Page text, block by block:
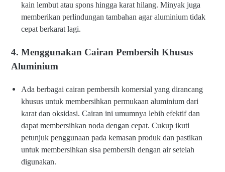
kain lembut atau spons hingga karat hilang. Minyak juga
memberikan perlindungan tambahan agar aluminium tidak
cepat berkarat lagi.
4. Menggunakan Cairan Pembersih Khusus
Aluminium
Ada berbagai cairan pembersih komersial yang dirancang
khusus untuk membersihkan permukaan aluminium dari
karat dan oksidasi. Cairan ini umumnya lebih efektif dan
dapat membersihkan noda dengan cepat. Cukup ikuti
petunjuk penggunaan pada kemasan produk dan pastikan
untuk membersihkan sisa pembersih dengan air setelah
digunakan.